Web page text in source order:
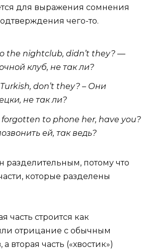
для выражения сомнения
чего-то.
the night­club, didn’t they? —
клуб, не так ли?
don’t they? – Они
не так ли?
for­got­ten to phone her, have you?
ей, так ведь?
разделительным, потому что
которые разделены
часть строится как
отрицание с обычным
вторая часть («хвостик»)